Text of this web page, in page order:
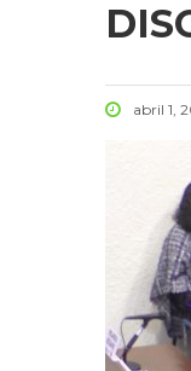
abril 1,